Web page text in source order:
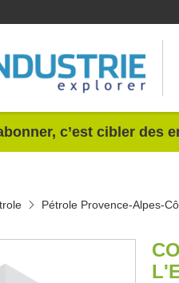
c’est cibler
Pétrole Provence-Alpes-